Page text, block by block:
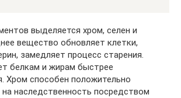
выделяется хром, селен и
вещество обновляет клетки,
замедляет процесс старения.
белкам и жирам быстрее
Хром способен положительно
наследственность посредством